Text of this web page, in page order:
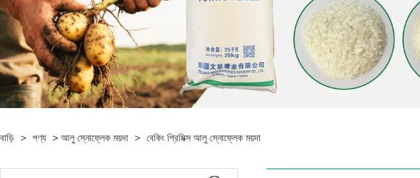
বাড়ি > পণ্য > আলু স্নোফ্লেক ময়দা > বেকিং প্রিমিক্স আলু স্নোফ্লেক ময়দা